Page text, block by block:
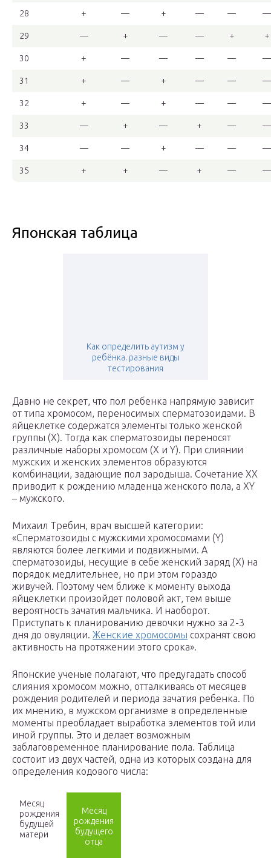
28 + — + — — —
29 — + — — + +
30 + — — — — —
31 + — + — — —
32 + — + — — —
33 — + — + — —
34 — — + — — —
35 + + — + — —
Японская таблица
Как определить аутизм у
ребёнка. разные виды
тестирования
Давно не секрет, что пол ребенка напрямую зависит
от типа хромосом, переносимых сперматозоидами. В
яйцеклетке содержатся элементы только женской
группы (Х). Тогда как сперматозоиды переносят
различные наборы хромосом (Х и Y). При слиянии
мужских и женских элементов образуются
комбинации, задающие пол зародыша. Сочетание ХХ
приводит к рождению младенца женского пола, а XY
– мужского.
Михаил Требин, врач высшей категории:
«Сперматозоиды с мужскими хромосомами (Y)
являются более легкими и подвижными. А
сперматозоиды, несущие в себе женский заряд (Х) на
порядок медлительнее, но при этом гораздо
живучей. Поэтому чем ближе к моменту выхода
яйцеклетки произойдет половой акт, тем выше
вероятность зачатия мальчика. И наоборот.
Приступать к планированию девочки нужно за 2-3
дня до овуляции. Женские хромосомы сохранят свою
активность на протяжении этого срока».
Японские ученые полагают, что предугадать способ
слияния хромосом можно, отталкиваясь от месяцев
рождения родителей и периода зачатия ребенка. По
их мнению, в мужском организме в определенные
моменты преобладает выработка элементов той или
иной группы. Это и делает возможным
заблаговременное планирование пола. Таблица
состоит из двух частей, одна из которых создана для
определения кодового числа:
Месяц
рождения
будущей
матери
Месяц
рождения
будущего
отца